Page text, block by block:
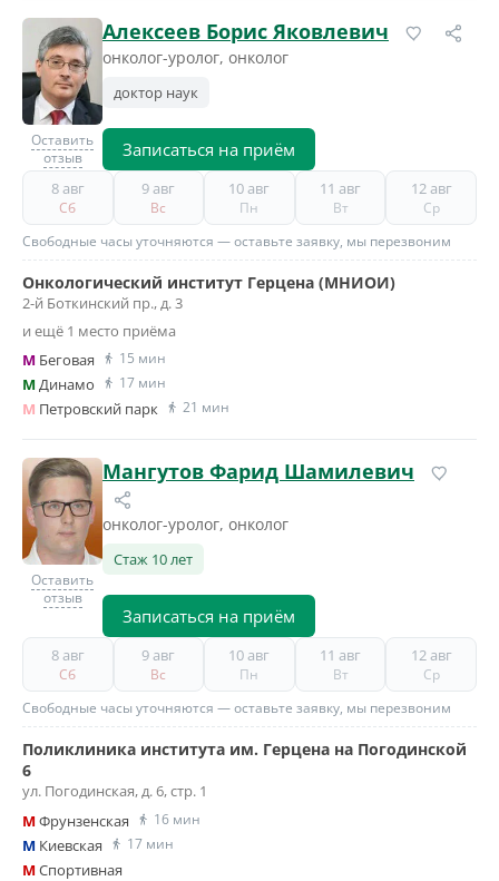
Оставить
отзыв
Алексеев Борис Яковлевич
онколог-уролог, онколог
доктор наук
Записаться на приём
8 авг
Сб
9 авг
Вс
10 авг
Пн
11 авг
Вт
12 авг
Ср
Свободные часы уточняются — оставьте заявку, мы перезвоним
Онкологический институт Герцена (МНИОИ)
2-й Боткинский пр., д. 3
и ещё 1 место приёма
M Беговая 15 мин
MДинамо 17 мин
M Петровский парк 21 мин
Оставить
отзыв
Мангутов Фарид Шамилевич
онколог-уролог, онколог
Стаж 10 лет
Записаться на приём
8 авг
Сб
9 авг
Вс
10 авг
Пн
11 авг
Вт
12 авг
Ср
Свободные часы уточняются — оставьте заявку, мы перезвоним
Поликлиника института им. Герцена на Погодинской
6
ул. Погодинская, д. 6, стр. 1
MФрунзенская 16 мин
M Киевская 17 мин
MСпортивная